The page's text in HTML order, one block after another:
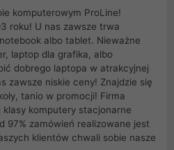
komputerowym ProLine!
roku! U nas zawsze trwa
albo tablet. Nieważne
laptop dla grafika, albo
dobrego laptopa w atrakcyjnej
zawsze niskie ceny! Znajdzie się
tanio w promocji! Firma
komputery stacjonarne
97% zamówień realizowane jest
klientów chwali sobie nasze